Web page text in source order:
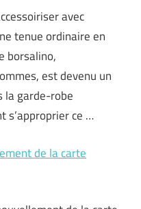
avec
tenue ordinaire en
borsalino,
est devenu un
la garde-robe
s’approprier ce …
de la carte